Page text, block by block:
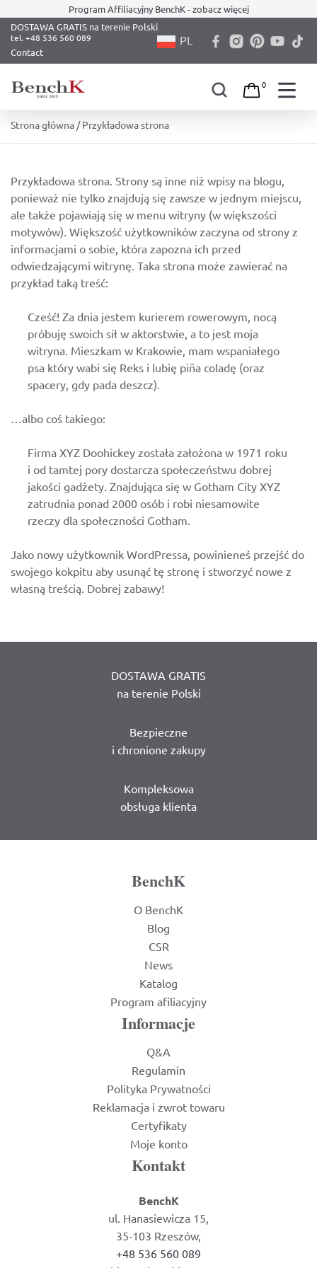
content
Program Affiliacyjny BenchK - zobacz więcej
DOSTAWA GRATIS na terenie Polski
Contact
PL
0
Strona główna / Przykładowa strona
Przykładowa strona. Strony są inne niż wpisy na blogu,
ponieważ nie tylko znajdują się zawsze w jednym miejscu,
ale także pojawiają się w menu witryny (w większości
motywów). Większość użytkowników zaczyna od strony z
informacjami o sobie, która zapozna ich przed
odwiedzającymi witrynę. Taka strona może zawierać na
przykład taką treść:
Cześć! Za dnia jestem kurierem rowerowym, nocą
próbuję swoich sił w aktorstwie, a to jest moja
witryna. Mieszkam w Krakowie, mam wspaniałego
psa który wabi się Reks i lubię piña coladę (oraz
spacery, gdy pada deszcz).
…albo coś takiego:
Firma XYZ Doohickey została założona w 1971 roku
i od tamtej pory dostarcza społeczeństwu dobrej
jakości gadżety. Znajdująca się w Gotham City XYZ
zatrudnia ponad 2000 osób i robi niesamowite
rzeczy dla społeczności Gotham.
Jako nowy użytkownik WordPressa, powinieneś przejść do
swojego kokpitu aby usunąć tę stronę i stworzyć nowe z
własną treścią. Dobrej zabawy!
DOSTAWA GRATIS
na terenie Polski
Bezpieczne
i chronione zakupy
Kompleksowa
obsługa klienta
BenchK
O BenchK
Blog
CSR
News
Katalog
Program afiliacyjny
Informacje
Q&A
Regulamin
Polityka Prywatności
Reklamacja i zwrot towaru
Certyfikaty
Moje konto
Kontakt
BenchK
ul. Hanasiewicza 15,
35-103 Rzeszów,
+48 536 560 089